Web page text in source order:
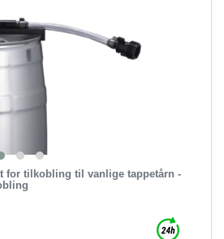
for tilkobling til vanlige tappetårn -